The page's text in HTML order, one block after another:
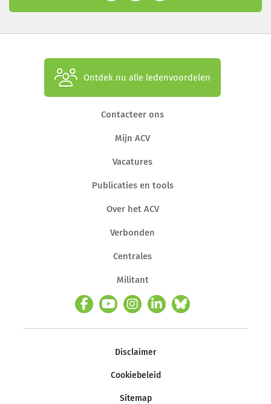
Ontdek nu alle ledenvoordelen
Contacteer ons
Mijn ACV
Vacatures
Publicaties en tools
Over het ACV
Verbonden
Centrales
Militant
Disclaimer
Cookiebeleid
Sitemap